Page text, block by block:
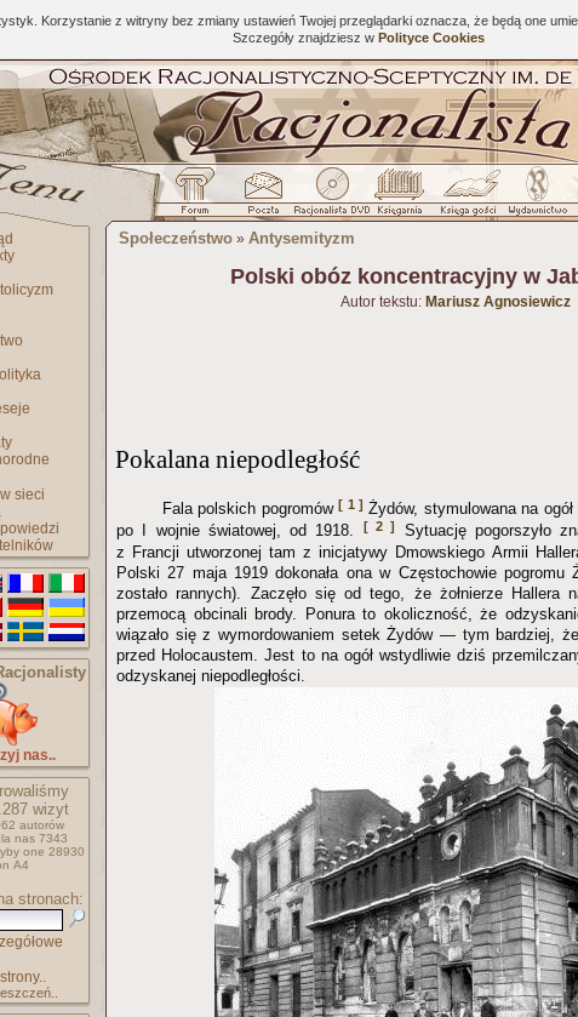
Korzystanie z witryny bez zmiany ustawień Twojej przeglądarki oznacza, że będą one
Szczegóły znajdziesz w Polityce Cookies
sieci
nas..
wizyt
autorów
nas 7343
one 28930
A4
stronach:
Społeczeństwo » Antysemityzm
Polski obóz koncentracyjny w
Autor tekstu: Mariusz Agnosiewicz
Pokalana niepodległość
Fala polskich pogromów[ 1 ] Żydów, stymulowana na
po I wojnie światowej, od 1918.
[ 2 ]
Sytuację pogorszyło
z Francji utworzonej tam z inicjatywy Dmowskiego Armii
Polski 27 maja 1919 dokonała ona w Częstochowie pogromu
zostało rannych). Zaczęło się od tego, że żołnierze Hallera
przemocą obcinali brody. Ponura to okoliczność, że
wiązało się z wymordowaniem setek Żydów — tym bardziej,
przed Holocaustem. Jest to na ogół wstydliwie dziś
odzyskanej niepodległości.